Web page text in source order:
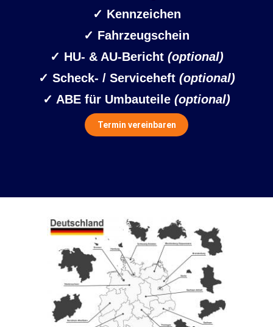
✓ Kennzeichen
✓ Fahrzeugschein
✓ HU- & AU-Bericht (optional)
✓ Scheck- / Serviceheft (optional)
✓ ABE für Umbauteile (optional)
Termin vereinbaren